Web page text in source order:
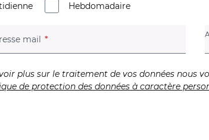
Hebdomadaire
mail (champ obligatoire)
plus sur le traitement de vos données nous
de protection des données à caractère